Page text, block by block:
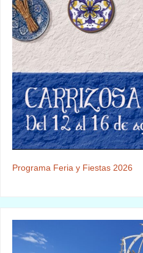
Programa Feria y Fiestas 2026